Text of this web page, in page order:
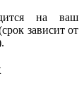
на ваш
зависит от